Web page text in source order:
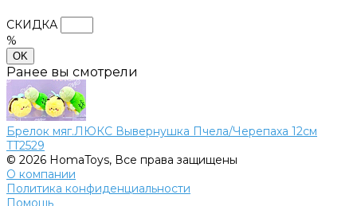
СКИДКА
%
OK
Ранее вы смотрели
Брелок мяг.ЛЮКС Вывернушка Пчела/Черепаха 12см
TT2529
© 2026 HomaToys, Все права защищены
О компании
Политика конфиденциальности
Помощь